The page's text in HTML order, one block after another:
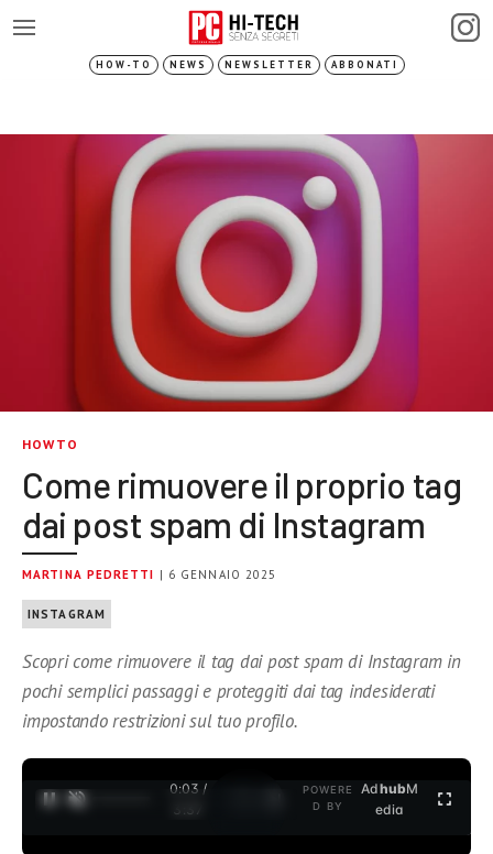
HOW-TO NEWS NEWSLETTER ABBONATI
HOWTO
Come rimuovere il proprio tag
dai post spam di Instagram
MARTINA PEDRETTI | 6 GENNAIO 2025
INSTAGRAM
Scopri come rimuovere il tag dai post spam di Instagram in
pochi semplici passaggi e proteggiti dai tag indesiderati
impostando restrizioni sul tuo profilo.
0:04 /
3:37
POWERE
D BY
AdhubM
edia